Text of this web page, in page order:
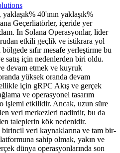
40'ının yaklaşık%
Geçerliatörler, içeride yer
In Solana Operasyonlar, lider
etkili geçlik ve istikrara yol
sıfır mesafe yerleştirme bu
satış için nedenlerden biri oldu.
devam etmek ve kuyruk
yüksek oranda devam
için gRPC Akış ve gerçek
ve operasyonel tasarım
işlemi etkilidir. Ancak, uzun süre
veri merkezleri nadirdir, bu da
taleplerin kök nedenidir.
veri kaynaklarına ve tam bir-
sahip olmak, yakın ve
dünya operasyonlarında son